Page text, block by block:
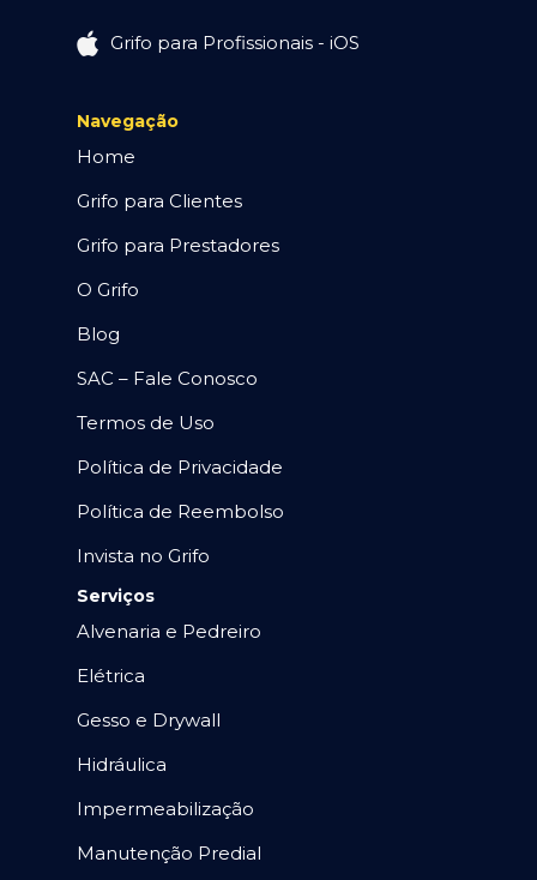
Grifo para Profissionais - iOS
Navegação
Home
Grifo para Clientes
Grifo para Prestadores
O Grifo
Blog
SAC – Fale Conosco
Termos de Uso
Política de Privacidade
Política de Reembolso
Invista no Grifo
Serviços
Alvenaria e Pedreiro
Elétrica
Gesso e Drywall
Hidráulica
Impermeabilização
Manutenção Predial